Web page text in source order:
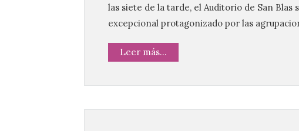
las siete de la tarde, el Auditorio de San
excepcional protagonizado por las
Leer más...